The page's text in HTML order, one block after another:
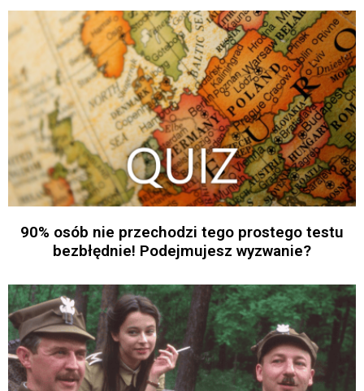
90% osób nie przechodzi tego prostego testu
bezbłędnie! Podejmujesz wyzwanie?